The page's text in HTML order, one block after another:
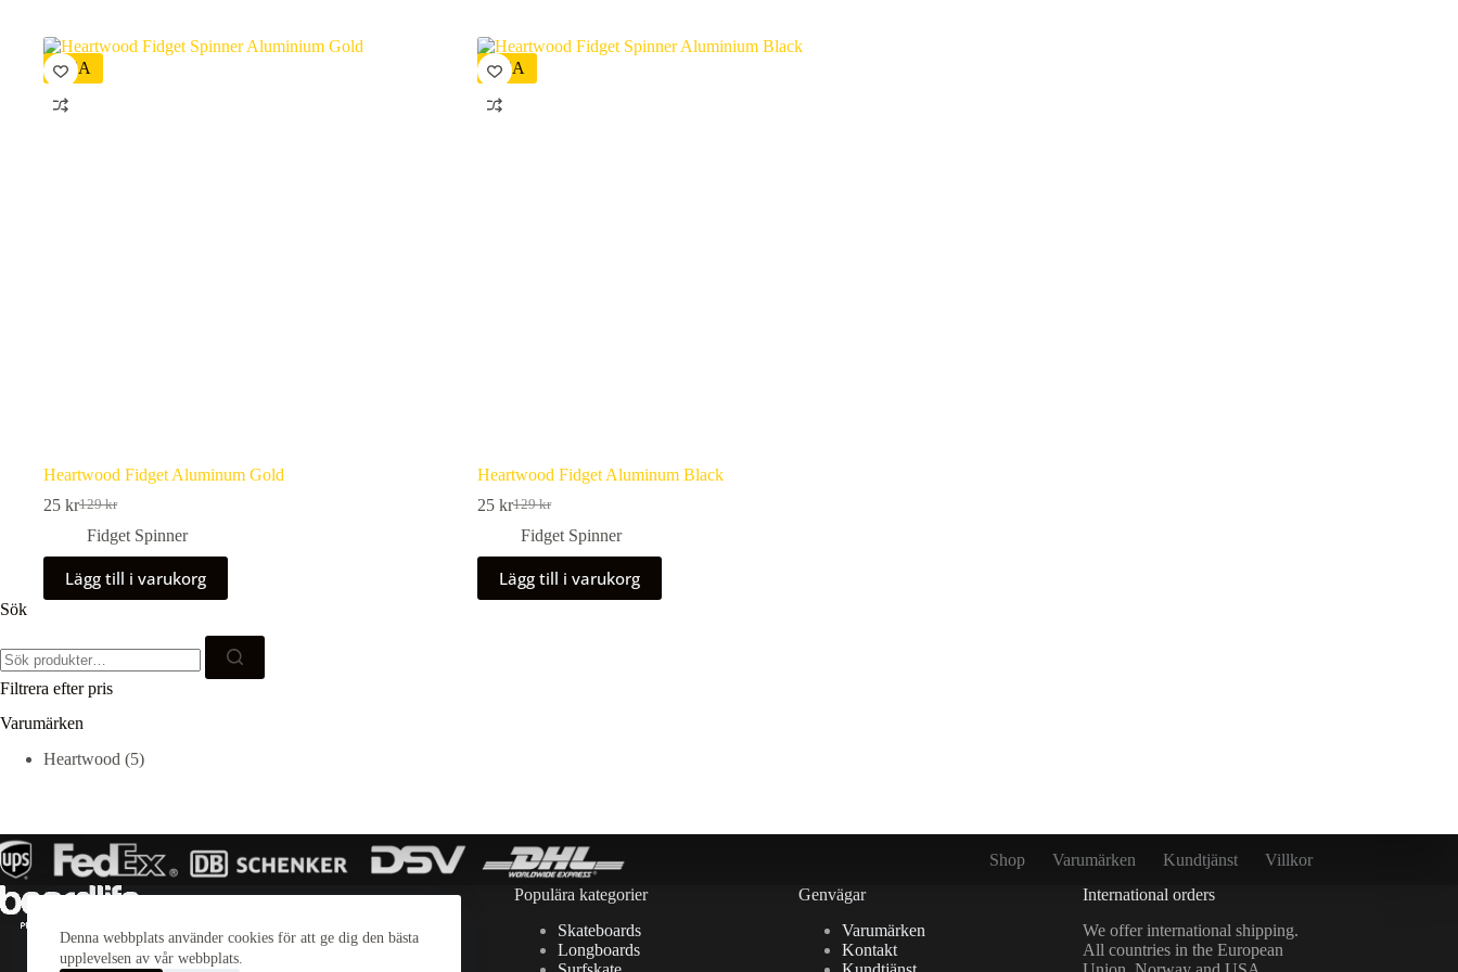
Denna webbplats använder cookies för att ge dig den bästa
upplevelsen av vår webbplats.
REA
Heartwood Fidget Aluminum Gold
129kr
Det
ursprungliga
var:
129 kr.
25 krDet
nuvarande
är:
25 kr.
Fidget Spinner
Lägg till i varukorg
REA
Heartwood Fidget Aluminum Black
129kr
Det
ursprungliga
var:
129 kr.
25 krDet
nuvarande
är:
25 kr.
Fidget Spinner
Lägg till i varukorg
Sök
efter:
Filtrera efter pris
Varumärken
Heartwood (5)
Shop Varumärken Kundtjänst
Villkor
Populära kategorier
Skateboards
Longboards
Genvägar
Varumärken
Kontakt
International orders
We offer international shipping.
All countries in the European